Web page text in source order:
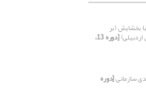
بخشایش (بر
[دوره 13،
سازمانی[دوره